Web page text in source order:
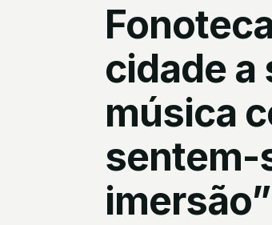
cidade a
música
sentem-
imersão”